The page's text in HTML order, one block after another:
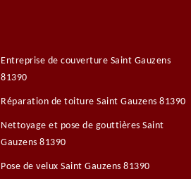
Entreprise de couverture Saint Gauzens
81390
Réparation de toiture Saint Gauzens 81390
Nettoyage et pose de gouttières Saint
Gauzens 81390
Pose de velux Saint Gauzens 81390